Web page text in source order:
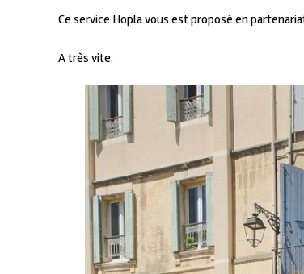
Ce service Hopla vous est proposé en
A très vite.